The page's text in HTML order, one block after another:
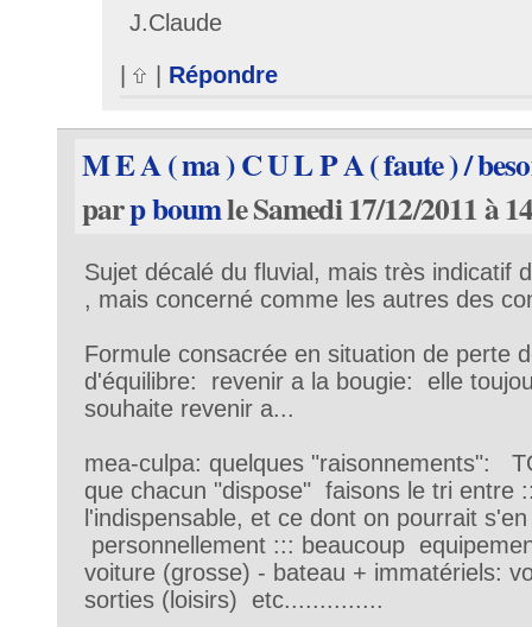
J.Claude
| Répondre
M E A ( ma ) C U L P A ( faute ) /
parp boumle Samedi 17/12/2011 à
Sujet décalé du fluvial, mais très indicatif
, mais concerné comme les autres des
Formule consacrée en situation de perte
d'équilibre: revenir a la bougie: elle
souhaite revenir a...
mea-culpa: quelques
que chacun "dispose" faisons le tri entre
l'indispensable, et ce dont on pourrait
personnellement ::: beaucoup
voiture (grosse) - bateau + immatériels:
sorties (loisirs) etc..............